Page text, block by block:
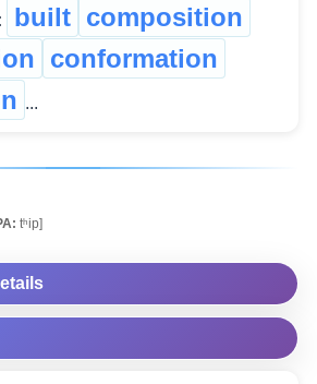
built composition
conformation
...
tʰip]